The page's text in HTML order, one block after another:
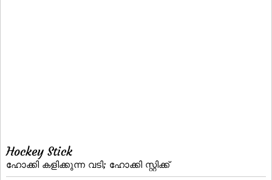
Hockey Stick
ഹോക്കി കളിക്കുന്ന വടി; ഹോക്കി സ്റ്റിക്ക്‌